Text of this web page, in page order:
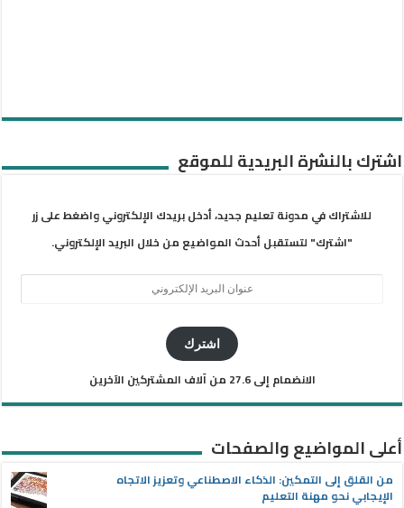
اشترك بالنشرة البريدية للموقع
للاشتراك في مدونة تعليم جديد، أدخل بريدك الإلكتروني واضغط على زر
"اشترك" لتستقبل أحدث المواضيع من خلال البريد الإلكتروني.
اشترك
الانضمام إلى 27.6 من آلاف المشتركين الآخرين
أعلى المواضيع والصفحات
من القلق إلى التمكين: الذكاء الاصطناعي وتعزيز الاتجاه
الإيجابي نحو مهنة التعليم